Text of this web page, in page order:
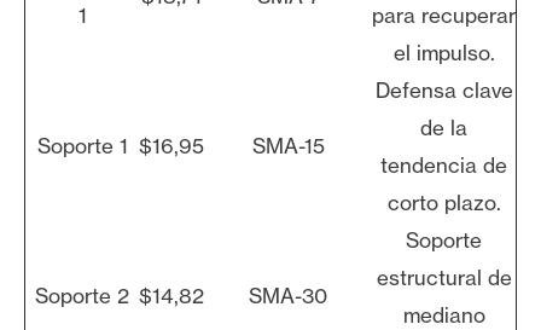
1
para recuperar
el impulso.
Soporte 1 $16,95 SMA-15
Defensa clave
de la
tendencia de
corto plazo.
Soporte 2 $14,82 SMA-30
Soporte
estructural de
mediano